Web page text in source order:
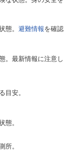
態。 避難情報を確認
。最新情報に注意し
目安。
態。
所。